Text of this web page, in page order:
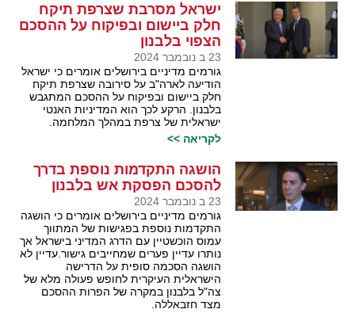
ישראל מסרבת שצרפת תיקח
חלק ביישום ובפיקוח על ההסכם
הצפוי בלבנון
23 ב נובמבר 2024
גורמים מדיניים בירושלים אומרים כי ישראל
הודיעה לארה"ב על סירובה שצרפת תיקח
חלק ביישום ובפיקוח על ההסכם המתגבש
בלבנון. הרקע לכך הוא המדיניות האנטי
ישראלית של צרפת במהלך המלחמה.
לקריאה >>
הושגה התקדמות נוספת בדרך
להסכם הפסקת אש בלבנון
23 ב נובמבר 2024
גורמים מדיניים בירושלים אומרים כי הושגה
התקדמות נוספת בפגישות של המתווך
עמוס הוכשטיין עם הדרג המדיני בישראל אך
נותרו עדיין פערים שמחייבים גישור.עדיין לא
הושגה הסכמה סופית על הדרישה
הישראלית העיקרית לחופש פעולה מלא של
צה"ל בלבנון במקרה של הפרות ההסכם
מצד חזבאללה.